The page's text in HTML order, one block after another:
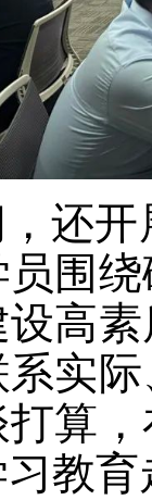
还
围
高
实
算
教